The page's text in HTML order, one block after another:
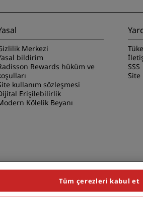
Merkezi
bildirim
Rewards hüküm ve
kullanım sözleşmesi
Erişilebilirlik
Kölelik Beyanı
SSS
Site
Tüm çerezleri kabul et